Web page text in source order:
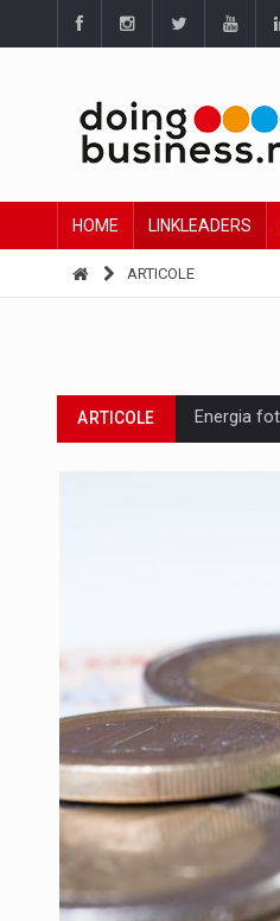
HOME LINKLEADERS
ARTICOLE
ARTICOLE Energia
Cum
INTERVIURI CU
INTERVIURI PUTTING
INTERVIURI OUR
INTERVIURI COFFEE
STIRI Hard